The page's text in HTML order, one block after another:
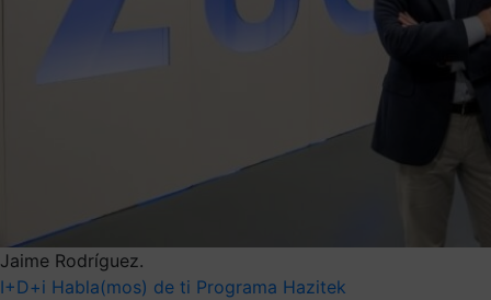
Jaime Rodríguez.
I+D+i Habla(mos) de ti Programa Hazitek